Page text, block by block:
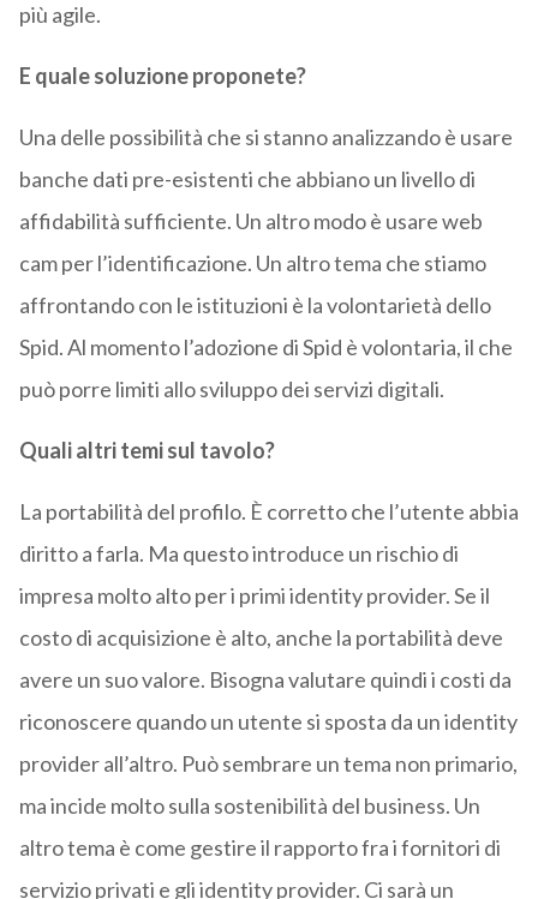
più agile.
E quale soluzione proponete?
Una delle possibilità che si stanno analizzando è usare
banche dati pre-esistenti che abbiano un livello di
affidabilità sufficiente. Un altro modo è usare web
cam per l’identificazione. Un altro tema che stiamo
affrontando con le istituzioni è la volontarietà dello
Spid. Al momento l’adozione di Spid è volontaria, il che
può porre limiti allo sviluppo dei servizi digitali.
Quali altri temi sul tavolo?
La portabilità del profilo. È corretto che l’utente abbia
diritto a farla. Ma questo introduce un rischio di
impresa molto alto per i primi identity provider. Se il
costo di acquisizione è alto, anche la portabilità deve
avere un suo valore. Bisogna valutare quindi i costi da
riconoscere quando un utente si sposta da un identity
provider all’altro. Può sembrare un tema non primario,
ma incide molto sulla sostenibilità del business. Un
altro tema è come gestire il rapporto fra i fornitori di
servizio privati e gli identity provider. Ci sarà un